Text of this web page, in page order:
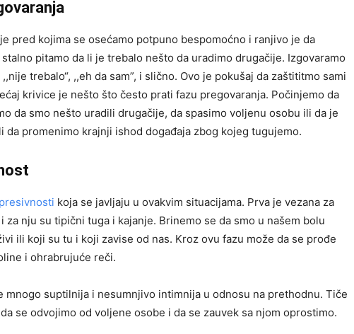
pred kojima se osećamo potpuno bespomoćno i ranjivo je da
pitamo da li je trebalo nešto da uradimo drugačije. Izgovaramo
trebalo“, ,,eh da sam”, i slično. Ovo je pokušaj da zaštititmo sami
krivice je nešto što često prati fazu pregovaranja. Počinjemo da
da smo nešto uradili drugačije, da spasimo voljenu osobu ili da je
da promenimo krajnji ishod događaja zbog kojeg tugujemo.
koja se javljaju u ovakvim situacijama. Prva je vezana za
za nju su tipični tuga i kajanje. Brinemo se da smo u našem bolu
ili koji su tu i koji zavise od nas. Kroz ovu fazu može da se prođe
i ohrabrujuće reči.
mnogo suptilnija i nesumnjivo intimnija u odnosu na prethodnu. Tiče
se odvojimo od voljene osobe i da se zauvek sa njom oprostimo.